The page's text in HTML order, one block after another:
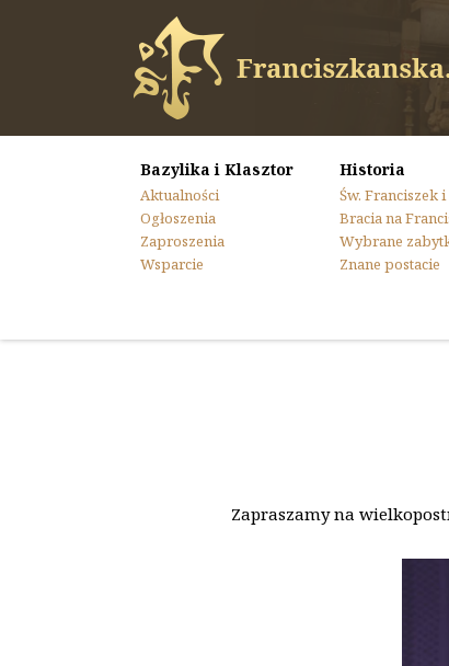
Bazylika i Klasztor
Aktualności
Ogłoszenia
Zaproszenia
Wsparcie
Historia
Św. Franciszek
Bracia na
Wybrane
Znane postacie
Zapraszamy na